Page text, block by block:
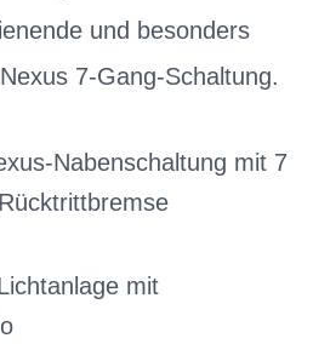
und besonders
7-Gang-Schaltung.
Nabenschaltung mit 7
mit